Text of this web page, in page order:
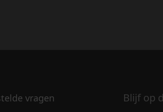
vragen Blijf op